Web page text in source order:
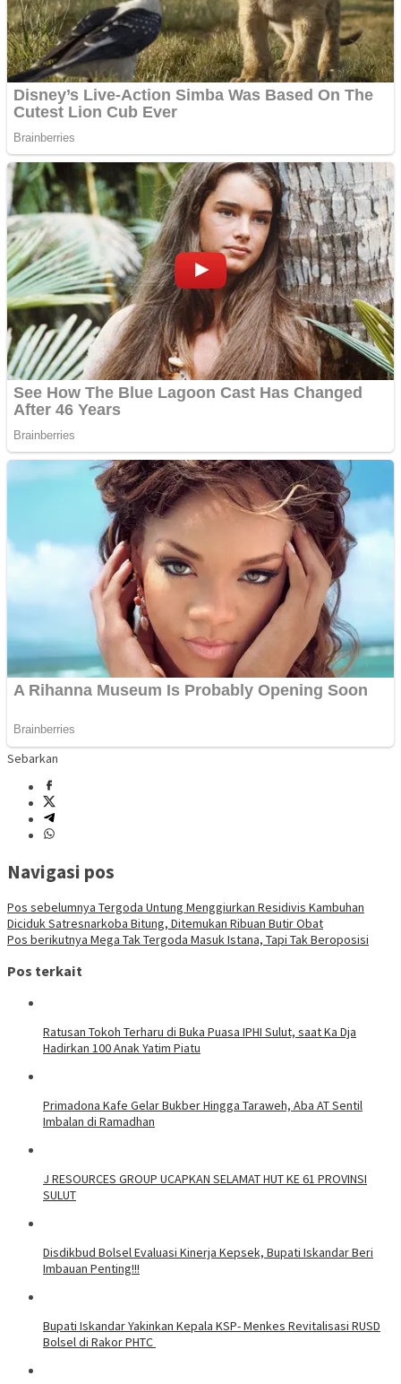
Sebarkan
Navigasi pos
Pos sebelumnya Tergoda Untung Menggiurkan Residivis Kambuhan
Diciduk Satresnarkoba Bitung, Ditemukan Ribuan Butir Obat
Pos berikutnya Mega Tak Tergoda Masuk Istana, Tapi Tak Beroposisi
Pos terkait
Ratusan Tokoh Terharu di Buka Puasa IPHI Sulut, saat Ka Dja
Hadirkan 100 Anak Yatim Piatu
Primadona Kafe Gelar Bukber Hingga Taraweh, Aba AT Sentil
Imbalan di Ramadhan
J RESOURCES GROUP UCAPKAN SELAMAT HUT KE 61 PROVINSI
SULUT
Disdikbud Bolsel Evaluasi Kinerja Kepsek, Bupati Iskandar Beri
Imbauan Penting!!!
Bupati Iskandar Yakinkan Kepala KSP- Menkes Revitalisasi RUSD
Bolsel di Rakor PHTC